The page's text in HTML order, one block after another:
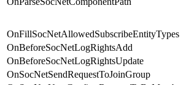
OnFillSocNetAllowedSubscribeEntityTypes
OnBeforeSocNetLogRightsAdd
OnBeforeSocNetLogRightsUpdate
OnSocNetSendRequestToJoinGroup